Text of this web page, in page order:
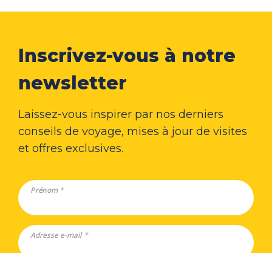
Inscrivez-vous à notre
newsletter
Laissez-vous inspirer par nos derniers
conseils de voyage, mises à jour de visites
et offres exclusives.
Prénom *
Adresse e-mail *